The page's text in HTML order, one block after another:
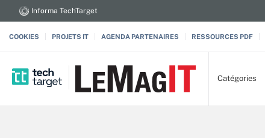
Informa TechTarget
COOKIES PROJETS IT AGENDA PARTENAIRES RESSOURCES PDF
Catégories